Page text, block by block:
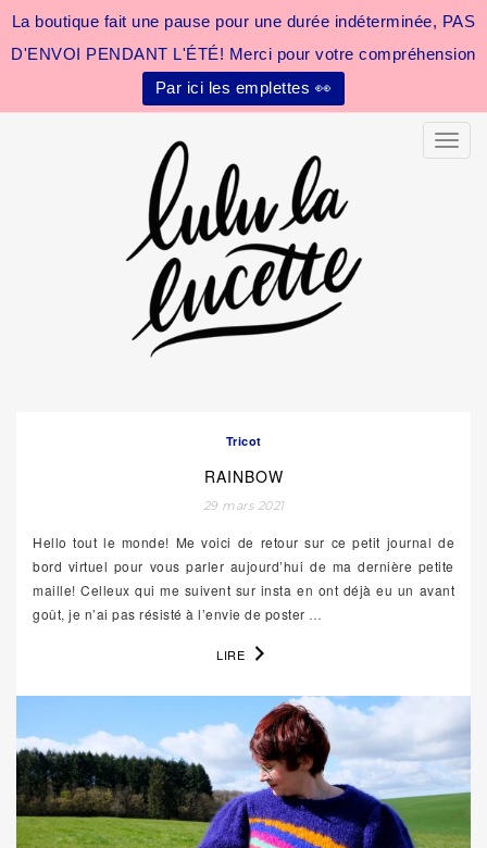
La boutique fait une pause pour une durée indéterminée, PAS
D'ENVOI PENDANT L'ÉTÉ! Merci pour votre compréhension
Par ici les emplettes 👀
Tricot
RAINBOW
29 mars 2021
Hello tout le monde! Me voici de retour sur ce petit journal de
bord virtuel pour vous parler aujourd’hui de ma dernière petite
maille! Celleux qui me suivent sur insta en ont déjà eu un avant
goût, je n’ai pas résisté à l’envie de poster …
LIRE